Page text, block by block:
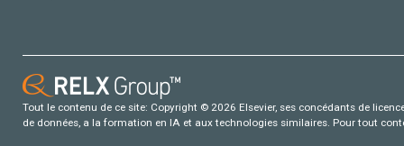
Tout le contenu de ce site: Copyright © 2026 Elsevier, ses concédants de
de données, a la formation en IA et aux technologies similaires. Pour tout